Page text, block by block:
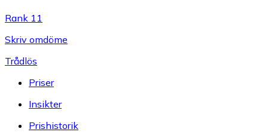
Rank 11
Skriv omdöme
Trådlös
Priser
Insikter
Prishistorik